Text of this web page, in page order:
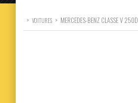
> VOITURES > MERCEDES-BENZ CLASSE V 250D